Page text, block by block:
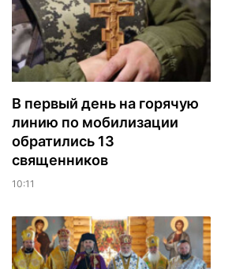
В первый день на горячую
линию по мобилизации
обратились 13
священников
10:11